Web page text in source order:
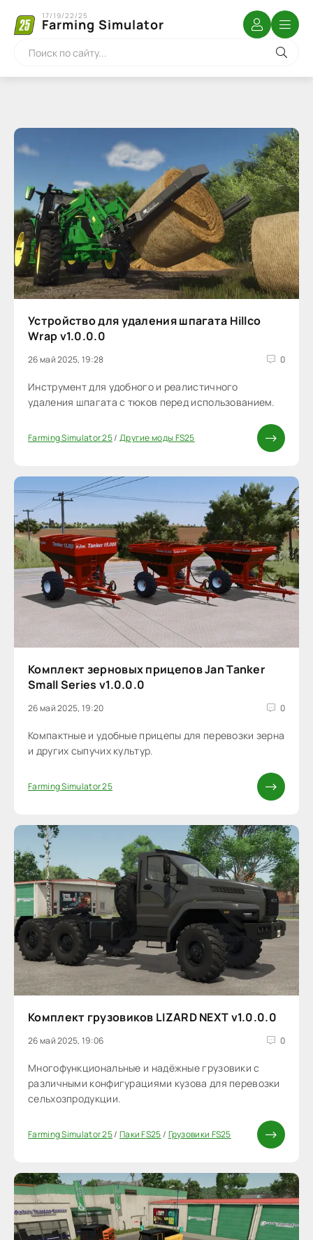
Farming Simulator
17/19/22/25
Устройство для удаления шпагата Hillco
Wrap v1.0.0.0
26 май 2025, 19:28 0
Инструмент для удобного и реалистичного
удаления шпагата с тюков перед использованием.
Farming Simulator 25/ Другие моды FS25
Комплект зерновых прицепов Jan Tanker
Small Series v1.0.0.0
26 май 2025, 19:20 0
Компактные и удобные прицепы для перевозки зерна
и других сыпучих культур.
Farming Simulator 25
Комплект грузовиков LIZARD NEXT v1.0.0.0
26 май 2025, 19:06 0
Многофункциональные и надёжные грузовики с
различными конфигурациями кузова для перевозки
сельхозпродукции.
Farming Simulator 25/ Паки FS25/ Грузовики FS25